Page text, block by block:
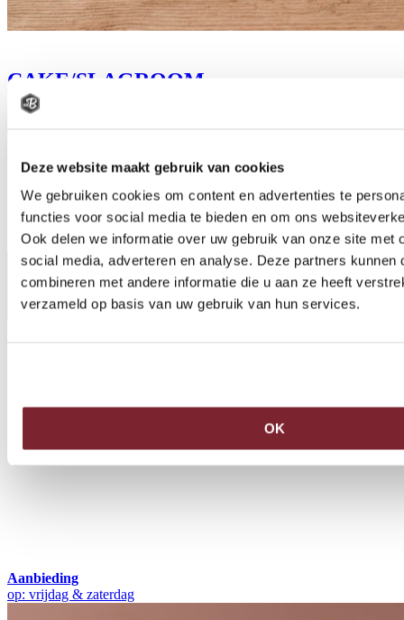
Deze website maakt gebruik van cookies
We gebruiken cookies om content en advertenties te
functies voor social media te bieden en om ons
Ook delen we informatie over uw gebruik van onze site met
social media, adverteren en analyse. Deze partners kunnen
combineren met andere informatie die u aan ze heeft
verzameld op basis van uw gebruik van hun services.
OK
CAKE/SLAGROOM
Aanbieding
op: vrijdag & zaterdag